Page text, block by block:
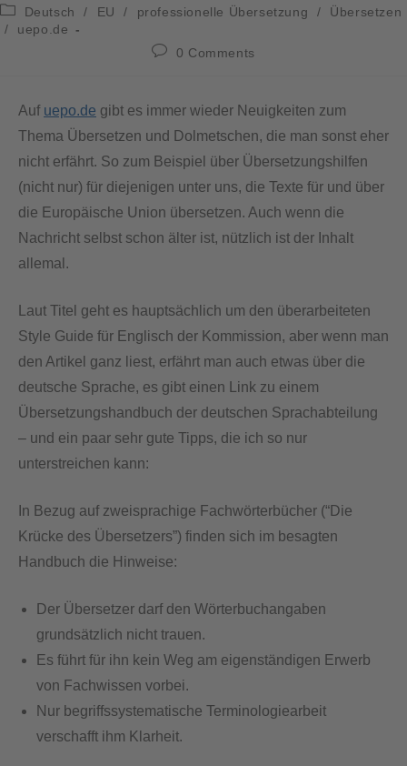
Deutsch
/ EU / professionelle Übersetzung /
Übersetzen
/
uepo.de
0 Comments
Auf uepo.de gibt es immer wieder Neuigkeiten zum
Thema Übersetzen und Dolmetschen, die man sonst eher
nicht erfährt. So zum Beispiel über Übersetzungshilfen
(nicht nur) für diejenigen unter uns, die Texte für und über
die Europäische Union übersetzen. Auch wenn die
Nachricht selbst schon älter ist, nützlich ist der Inhalt
allemal.
Laut Titel geht es hauptsächlich um den überarbeiteten
Style Guide für Englisch der Kommission, aber wenn man
den Artikel ganz liest, erfährt man auch etwas über die
deutsche Sprache, es gibt einen Link zu einem
Übersetzungshandbuch der deutschen Sprachabteilung
– und ein paar sehr gute Tipps, die ich so nur
unterstreichen kann:
In Bezug auf zweisprachige Fachwörterbücher (“Die
Krücke des Übersetzers”) finden sich im besagten
Handbuch die Hinweise:
Der Übersetzer darf den Wörterbuchangaben
grundsätzlich nicht trauen.
Es führt für ihn kein Weg am eigenständigen Erwerb
von Fachwissen vorbei.
Nur begriffssystematische Terminologiearbeit
verschafft ihm Klarheit.